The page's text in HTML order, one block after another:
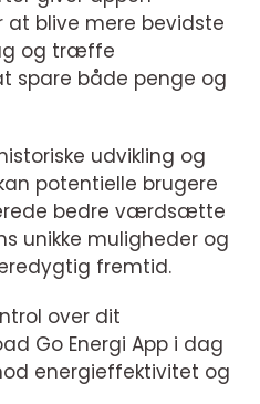
blive mere bevidste
og træffe
spare både penge og
udvikling og
potentielle brugere
bedre værdsætte
unikke muligheder og
fremtid.
over dit
Go Energi App i dag
energieffektivitet og